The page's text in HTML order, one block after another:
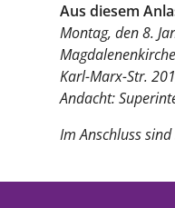
Aus diesem
Montag, den 8.
Magdalenenkirche
Karl-Marx-Str.
Andacht:
Im Anschluss